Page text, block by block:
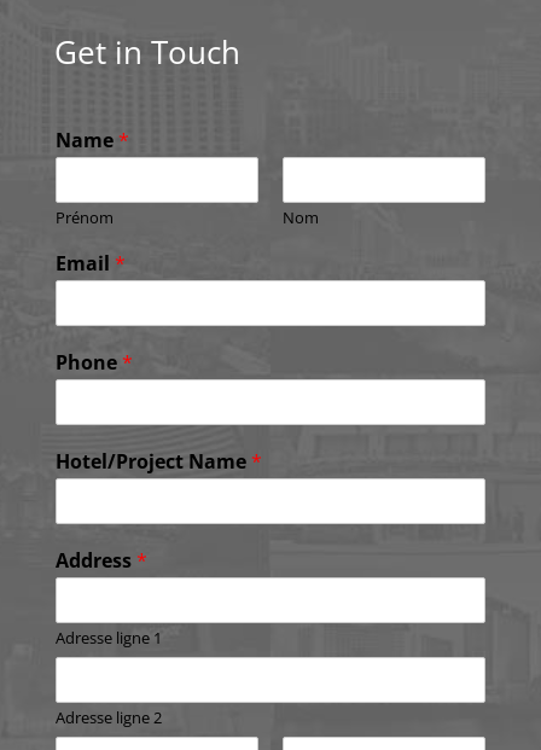
Get in Touch
Name*
Prénom Nom
Email *
Phone*
Hotel/Project Name *
Address*
Adresse ligne 1
Adresse ligne 2